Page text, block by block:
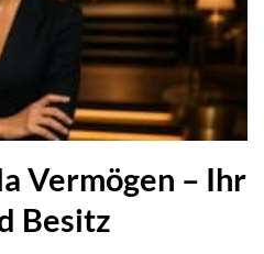
Vermögen – Ihr
Besitz